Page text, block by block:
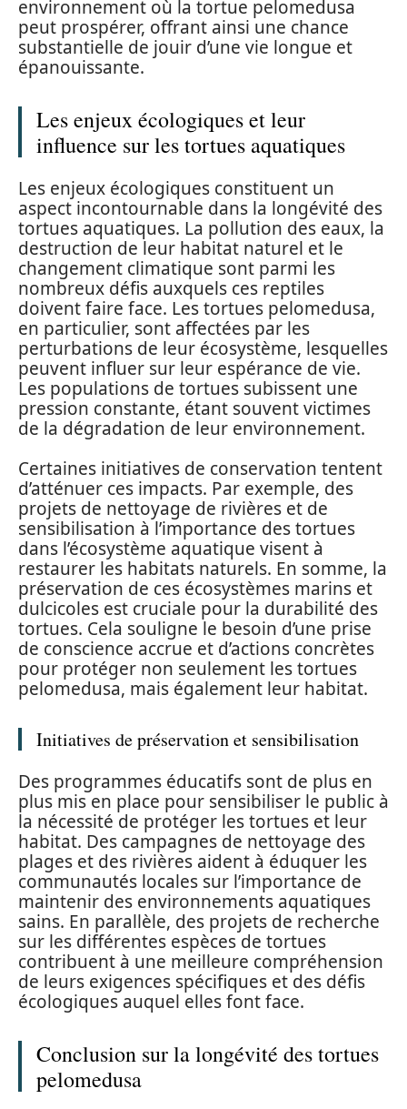
environnement où la tortue pelomedusa
peut prospérer, offrant ainsi une chance
substantielle de jouir d’une vie longue et
épanouissante.
Les enjeux écologiques et leur
influence sur les tortues aquatiques
Les enjeux écologiques constituent un
aspect incontournable dans la longévité des
tortues aquatiques. La pollution des eaux, la
destruction de leur habitat naturel et le
changement climatique sont parmi les
nombreux défis auxquels ces reptiles
doivent faire face. Les tortues pelomedusa,
en particulier, sont affectées par les
perturbations de leur écosystème, lesquelles
peuvent influer sur leur espérance de vie.
Les populations de tortues subissent une
pression constante, étant souvent victimes
de la dégradation de leur environnement.
Certaines initiatives de conservation tentent
d’atténuer ces impacts. Par exemple, des
projets de nettoyage de rivières et de
sensibilisation à l’importance des tortues
dans l’écosystème aquatique visent à
restaurer les habitats naturels. En somme, la
préservation de ces écosystèmes marins et
dulcicoles est cruciale pour la durabilité des
tortues. Cela souligne le besoin d’une prise
de conscience accrue et d’actions concrètes
pour protéger non seulement les tortues
pelomedusa, mais également leur habitat.
Initiatives de préservation et sensibilisation
Des programmes éducatifs sont de plus en
plus mis en place pour sensibiliser le public à
la nécessité de protéger les tortues et leur
habitat. Des campagnes de nettoyage des
plages et des rivières aident à éduquer les
communautés locales sur l’importance de
maintenir des environnements aquatiques
sains. En parallèle, des projets de recherche
sur les différentes espèces de tortues
contribuent à une meilleure compréhension
de leurs exigences spécifiques et des défis
écologiques auquel elles font face.
Conclusion sur la longévité des tortues
pelomedusa